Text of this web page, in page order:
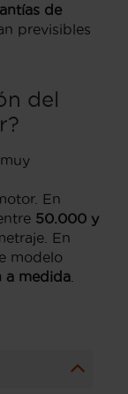
de
previsibles
del
En
50.000 y
En
modelo
a medida